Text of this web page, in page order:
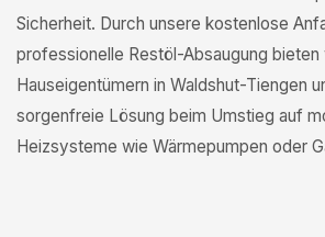
Sicherheit. Durch unsere kostenlose
professionelle Restöl-Absaugung bieten
Hauseigentümern in Waldshut-Tiengen
sorgenfreie Lösung beim Umstieg auf
Heizsysteme wie Wärmepumpen oder